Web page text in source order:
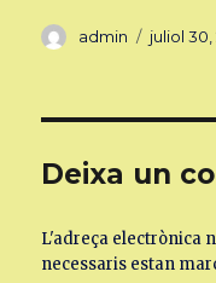
Autor
admin
Publicat
juliol 30,
Deixa un
L'adreça electrònica
necessaris estan